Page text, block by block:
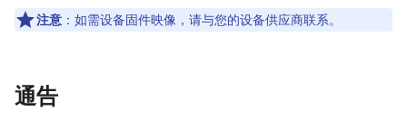
注意 ：如需设备固件映像，请与您的设备供应商联系。
通告